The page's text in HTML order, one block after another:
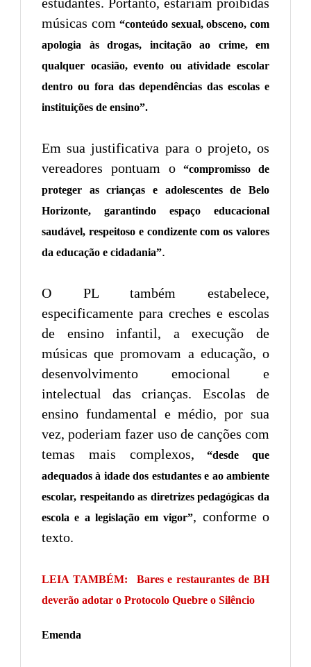
músicas com“conteúdo sexual, obsceno, com
apologia às drogas, incitação ao crime, em
qualquer ocasião, evento ou atividade escolar
dentro ou fora das dependências das escolas e
instituições de ensino”.
Em sua justificativa para o projeto, os
vereadores pontuam o“compromisso de
proteger as crianças e adolescentes de Belo
Horizonte, garantindo espaço educacional
saudável, respeitoso e condizente com os valores
da educação e cidadania”.
O PL também estabelece,
especificamente para creches e escolas
de ensino infantil, a execução de
músicas que promovam a educação, o
desenvolvimento emocional e
intelectual das crianças. Escolas de
ensino fundamental e médio, por sua
vez, poderiam fazer uso de canções com
temas mais complexos, “desde que
adequados à idade dos estudantes e ao ambiente
escolar, respeitando as diretrizes pedagógicas da
escola e a legislação em vigor”, conforme o
texto.
LEIA TAMBÉM:
Bares e restaurantes de BH
deverão adotar o Protocolo Quebre o Silêncio
Emenda